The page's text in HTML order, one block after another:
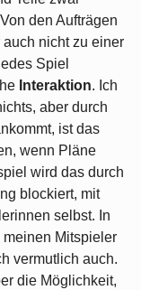
den Aufträgen
nicht zu einer
Spiel
Interaktion. Ich
aber durch
ist das
wenn Pläne
wird das durch
blockiert, mit
selbst. In
Mitspieler
vermutlich auch.
die Möglichkeit,